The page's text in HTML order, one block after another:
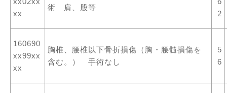
xx
術 肩、股等
2
160690
xx99xx
xx
胸椎、腰椎以下骨折損傷（胸・腰髄損傷を
含む。） 手術なし
5
6